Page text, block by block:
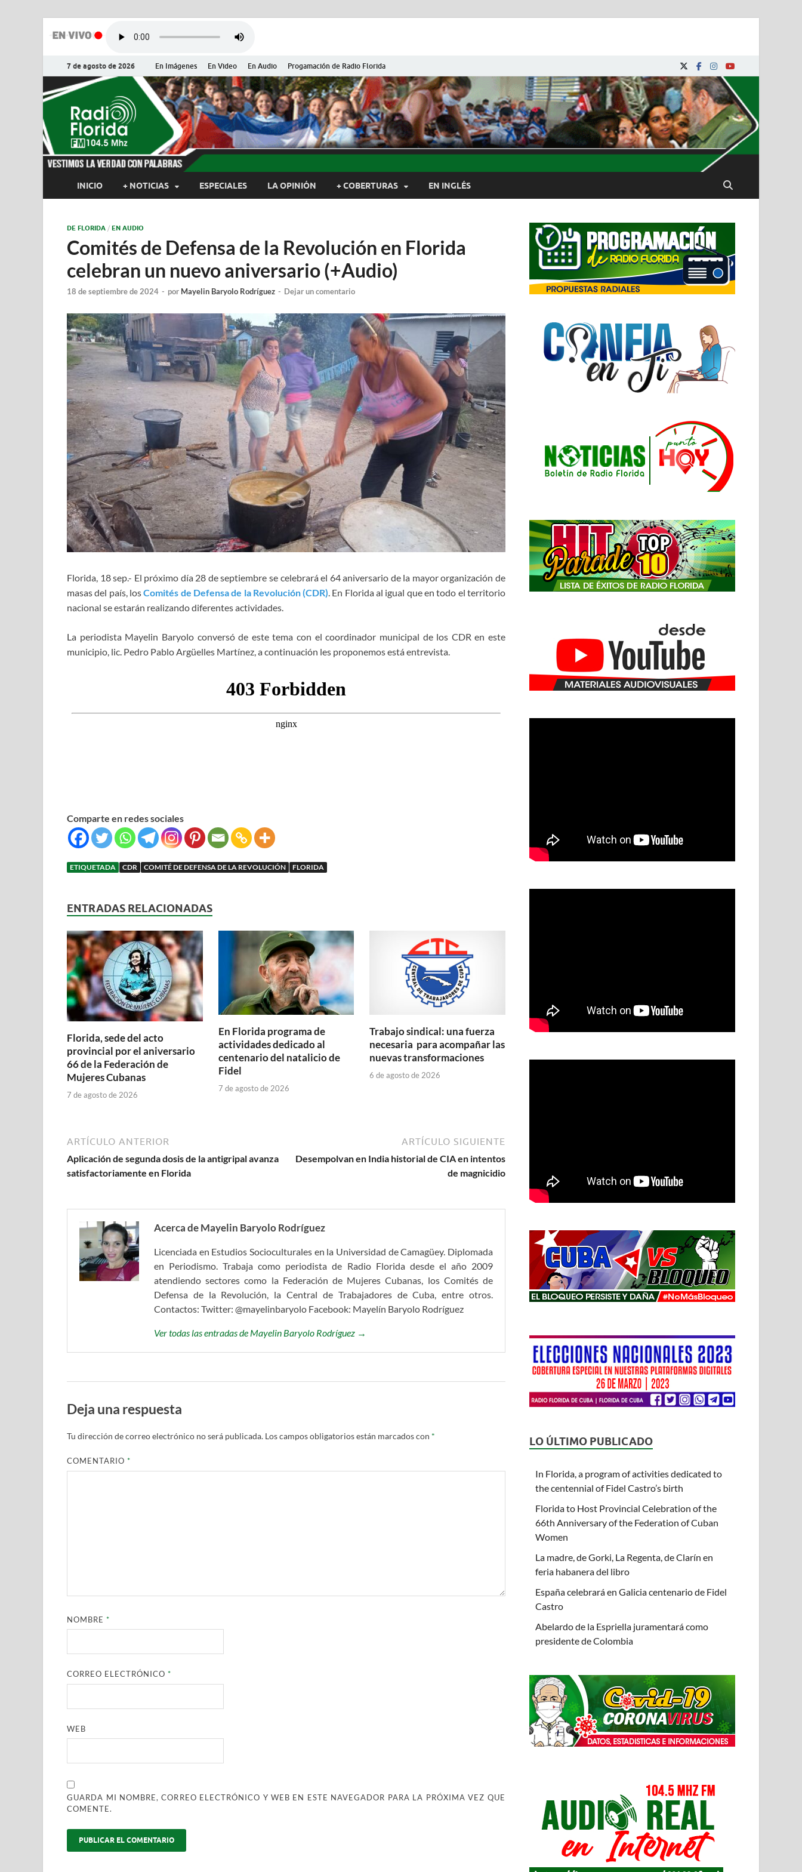
7 de agosto de 2026 En Imágenes En Video En Audio Progamación de Radio Florida
Radio Florida de Cuba
Noticias y Actualidades de Florida, Camagüey, Cuba
INICIO + NOTICIAS ESPECIALES LA OPINIÓN + COBERTURAS EN INGLÉS
DE FLORIDA / EN AUDIO
Comités de Defensa de la Revolución en Florida
celebran un nuevo aniversario (+Audio)
18 de septiembre de 2024 - por Mayelin Baryolo Rodríguez - Dejar un comentario
Florida, 18 sep.- El próximo día 28 de septiembre se celebrará el 64 aniversario de la mayor organización de
masas del país, losComités de Defensa de la Revolución (CDR). En Florida al igual que en todo el territorio
nacional se estarán realizando diferentes actividades.
La periodista Mayelin Baryolo conversó de este tema con el coordinador municipal de los CDR en este
municipio, lic. Pedro Pablo Argüelles Martínez, a continuación les proponemos está entrevista.
Comparte en redes sociales
ETIQUETADA CDR COMITÉ DE DEFENSA DE LA REVOLUCIÓN FLORIDA
ENTRADAS RELACIONADAS
Florida, sede del acto
provincial por el aniversario
66 de la Federación de
Mujeres Cubanas
7 de agosto de 2026
En Florida programa de
actividades dedicado al
centenario del natalicio de
Fidel
7 de agosto de 2026
Trabajo sindical: una fuerza
necesaria para acompañar las
nuevas transformaciones
6 de agosto de 2026
ARTÍCULO ANTERIOR
Aplicación de segunda dosis de la antigripal avanza
satisfactoriamente en Florida
ARTÍCULO SIGUIENTE
Desempolvan en India historial de CIA en intentos
de magnicidio
Acerca de Mayelin Baryolo Rodríguez
Licenciada en Estudios Socioculturales en la Universidad de Camagüey. Diplomada
en Periodismo. Trabaja como periodista de Radio Florida desde el año 2009
atendiendo sectores como la Federación de Mujeres Cubanas, los Comités de
Defensa de la Revolución, la Central de Trabajadores de Cuba, entre otros.
Contactos: Twitter: @mayelinbaryolo Facebook: Mayelín Baryolo Rodríguez
Ver todas las entradas de Mayelin Baryolo Rodríguez →
Deja una respuesta
Tu dirección de correo electrónico no será publicada. Los campos obligatorios están marcados con *
COMENTARIO*
NOMBRE*
CORREO ELECTRÓNICO*
WEB
GUARDA MI NOMBRE, CORREO ELECTRÓNICO Y WEB EN ESTE NAVEGADOR PARA LA PRÓXIMA VEZ QUE
COMENTE.
LO ÚLTIMO PUBLICADO
In Florida, a program of activities dedicated to
the centennial of Fidel Castro’s birth
Florida to Host Provincial Celebration of the
66th Anniversary of the Federation of Cuban
Women
La madre, de Gorki, La Regenta, de Clarín en
feria habanera del libro
España celebrará en Galicia centenario de Fidel
Castro
Abelardo de la Espriella juramentará como
presidente de Colombia